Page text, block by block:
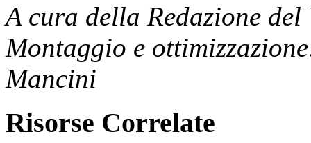
A cura della Redazione del
Montaggio e
Mancini
Risorse Correlate